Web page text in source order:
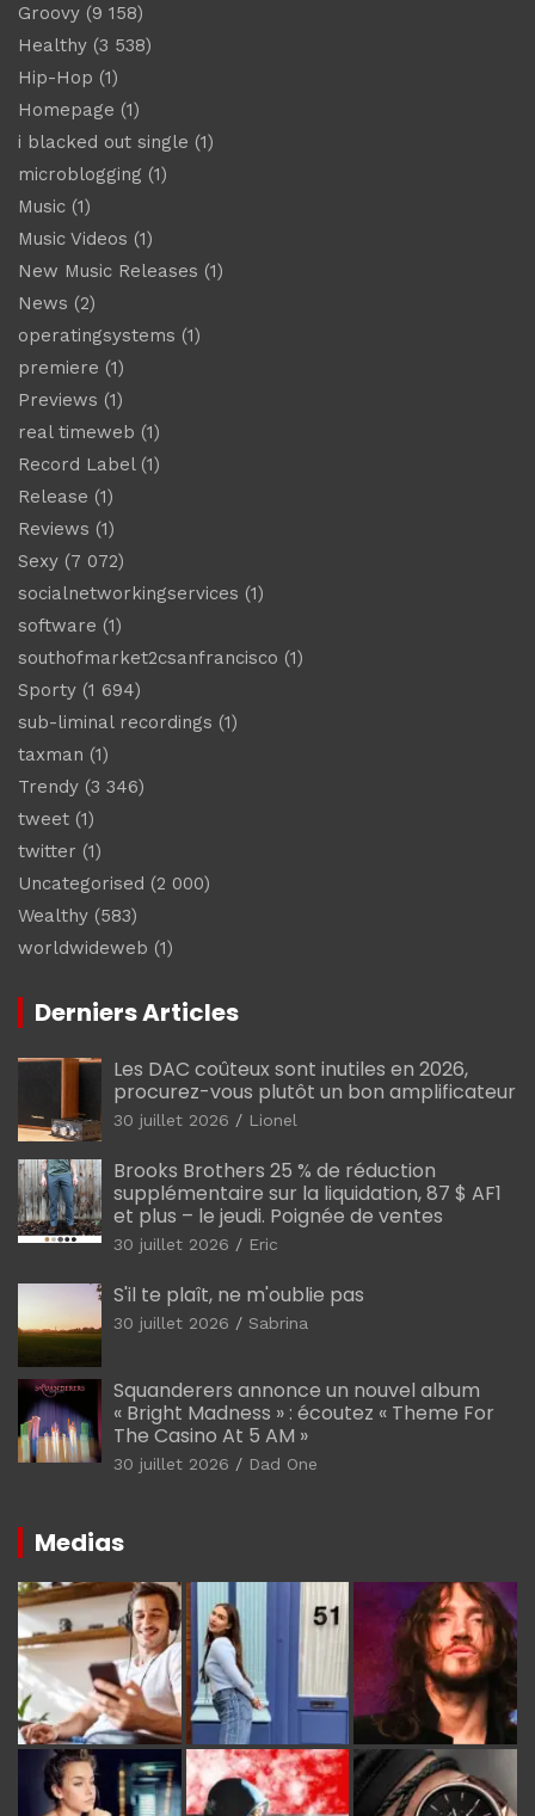
Groovy (9 158)
Healthy (3 538)
Hip-Hop (1)
Homepage (1)
i blacked out single (1)
microblogging (1)
Music (1)
Music Videos (1)
New Music Releases (1)
News (2)
operatingsystems (1)
premiere (1)
Previews (1)
real timeweb (1)
Record Label(1)
Release (1)
Reviews (1)
Sexy (7 072)
socialnetworkingservices (1)
software (1)
southofmarket2csanfrancisco (1)
Sporty (1 694)
sub-liminal recordings (1)
taxman (1)
Trendy (3 346)
tweet (1)
twitter (1)
Uncategorised (2 000)
Wealthy (583)
worldwideweb (1)
Derniers Articles
Les DAC coûteux sont inutiles en 2026,
procurez-vous plutôt un bon amplificateur
30 juillet 2026 Lionel
Brooks Brothers 25 % de réduction
supplémentaire sur la liquidation, 87 $ AF1
et plus – le jeudi. Poignée de ventes
30 juillet 2026 Eric
S'il te plaît, ne m'oublie pas
30 juillet 2026 Sabrina
Squanderers annonce un nouvel album
« Bright Madness » : écoutez « Theme For
The Casino At 5 AM »
30 juillet 2026 Dad One
Medias